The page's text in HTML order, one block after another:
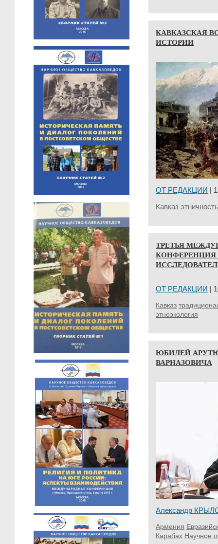
КАВКАЗСКАЯ
ИСТОРИИ
ОТ РЕДАКЦИИ |
Кавказ
ТРЕТЬЯ
КОНФЕРЕНЦИЯ
ОТ РЕДАКЦИИ |
Кавказ
этноэкология
ЮБИЛЕЙ
ВАРНАЗОВИЧА
Александр
Армения
Карабах Научное